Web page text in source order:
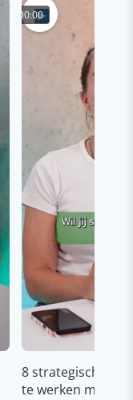
00:00
8 strategische
te werken met